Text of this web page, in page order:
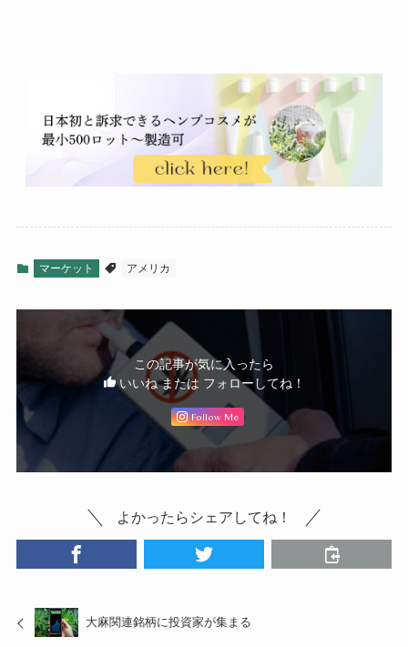
マーケット アメリカ
この記事が気に入ったら
いいね または フォローしてね！
Follow Me
よかったらシェアしてね！
大麻関連銘柄に投資家が集まる